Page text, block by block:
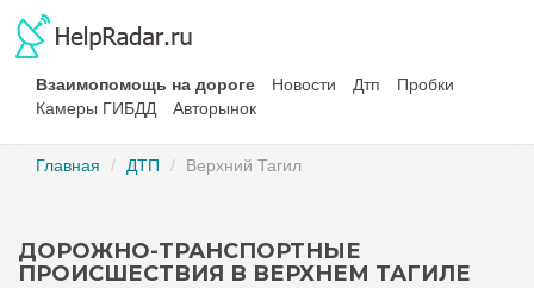
Взаимопомощь на дороге Новости Дтп
Пробки
Камеры ГИБДД
Авторынок
Главная ДТП Верхний Тагил
ДОРОЖНО-ТРАНСПОРТНЫЕ
ПРОИСШЕСТВИЯ В ВЕРХНЕМ ТАГИЛЕ